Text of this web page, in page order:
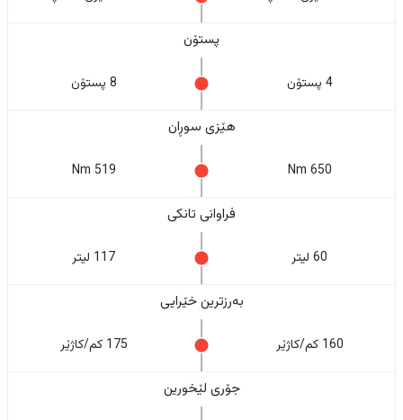
پستۆن
4 پستۆن 8 پستۆن
هێزی سوڕان
650 Nm
519 Nm
فراوانی تانکی
60 لیتر 117 لیتر
بەرزترین خێرایی
160 کم/کاژێر 175 کم/کاژێر
جۆری لێخورین